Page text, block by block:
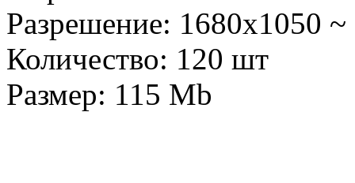
Разрешение: 1680x1050
Количество: 120 шт
Размер: 115 Mb